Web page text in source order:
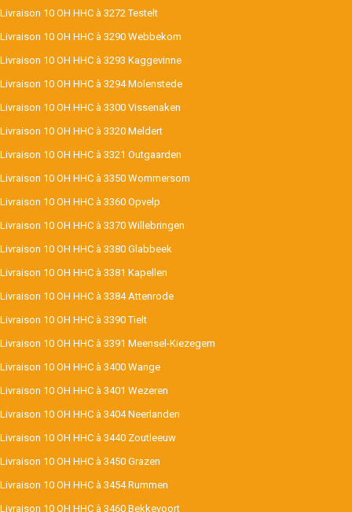
Livraison 10 OH HHC à 3272 Testelt
Livraison 10 OH HHC à 3290 Webbekom
Livraison 10 OH HHC à 3293 Kaggevinne
Livraison 10 OH HHC à 3294 Molenstede
Livraison 10 OH HHC à 3300 Vissenaken
Livraison 10 OH HHC à 3320 Meldert
Livraison 10 OH HHC à 3321 Outgaarden
Livraison 10 OH HHC à 3350 Wommersom
Livraison 10 OH HHC à 3360 Opvelp
Livraison 10 OH HHC à 3370 Willebringen
Livraison 10 OH HHC à 3380 Glabbeek
Livraison 10 OH HHC à 3381 Kapellen
Livraison 10 OH HHC à 3384 Attenrode
Livraison 10 OH HHC à 3390 Tielt
Livraison 10 OH HHC à 3391 Meensel-Kiezegem
Livraison 10 OH HHC à 3400 Wange
Livraison 10 OH HHC à 3401 Wezeren
Livraison 10 OH HHC à 3404 Neerlanden
Livraison 10 OH HHC à 3440 Zoutleeuw
Livraison 10 OH HHC à 3450 Grazen
Livraison 10 OH HHC à 3454 Rummen
Livraison 10 OH HHC à 3460 Bekkevoort